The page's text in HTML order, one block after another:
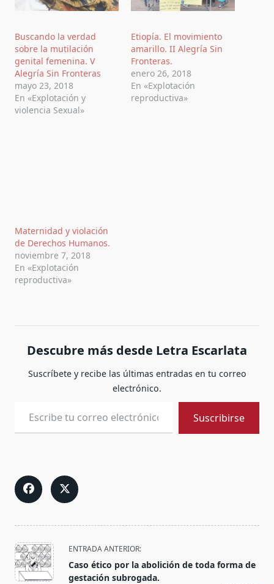
Buscando la verdad
sobre la mutilación
genital femenina. V
Alegría Sin Fronteras
mayo 23, 2018
En «Explotación y
violencia Sexual»
Etiopía. El movimiento
amarillo. II Alegría Sin
Fronteras.
enero 26, 2018
En «Explotación
reproductiva»
Maternidad y violación
de Derechos Humanos.
noviembre 7, 2018
En «Explotación
reproductiva»
Descubre más desde Letra Escarlata
Suscríbete y recibe las últimas entradas en tu correo
electrónico.
Suscribirse
<span
class="nav-
subtitle
ENTRADA ANTERIOR:
Caso ético por la abolición de toda forma de
gestación subrogada.